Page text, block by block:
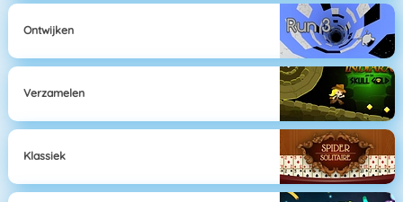
Ontwijken
Verzamelen
Klassiek